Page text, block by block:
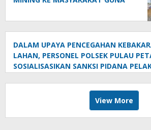
WILAYAH KECAMATAN PULAU
PETAK
DALAM UPAYA PENCEGAHAN
LAHAN, PERSONEL POLSEK PULAU
SOSIALISASIKAN SANKSI PIDANA
View More